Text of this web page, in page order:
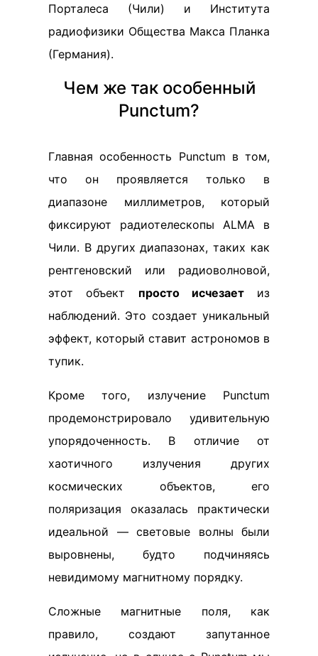
Порталеса (Чили) и Института
радиофизики Общества Макса Планка
(Германия).
Чем же так особенный
Punctum?
Главная особенность Punctum в том,
что он проявляется только в
диапазоне миллиметров, который
фиксируют радиотелескопы ALMA в
Чили. В других диапазонах, таких как
рентгеновский или радиоволновой,
этот объект просто исчезаетиз
наблюдений. Это создает уникальный
эффект, который ставит астрономов в
тупик.
Кроме того, излучение Punctum
продемонстрировало удивительную
упорядоченность. В отличие от
хаотичного излучения других
космических объектов, его
поляризация оказалась практически
идеальной — световые волны были
выровнены, будто подчиняясь
невидимому магнитному порядку.
Сложные магнитные поля, как
правило, создают запутанное